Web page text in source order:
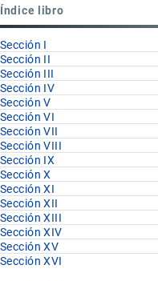
85.18
Índice libro
Sección I
Sección II
Sección III
Sección IV
Sección V
Sección VI
Sección VII
Sección VIII
Sección IX
Sección X
Sección XI
Sección XII
Sección XIII
Sección XIV
Sección XV
Sección XVI